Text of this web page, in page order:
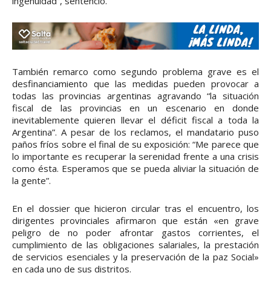
También remarco como segundo problema grave es el
desfinanciamiento que las medidas pueden provocar a
todas las provincias argentinas agravando “la situación
fiscal de las provincias en un escenario en donde
inevitablemente quieren llevar el déficit fiscal a toda la
Argentina”. A pesar de los reclamos, el mandatario puso
paños fríos sobre el final de su exposición: “Me parece que
lo importante es recuperar la serenidad frente a una crisis
como ésta. Esperamos que se pueda aliviar la situación de
la gente”.
En el dossier que hicieron circular tras el encuentro, los
dirigentes provinciales afirmaron que están «en grave
peligro de no poder afrontar gastos corrientes, el
cumplimiento de las obligaciones salariales, la prestación
de servicios esenciales y la preservación de la paz Social»
en cada uno de sus distritos.